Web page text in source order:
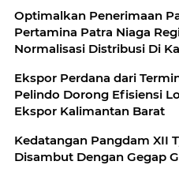
Optimalkan Penerimaan
Pertamina Patra Niaga
Normalisasi Distribusi Di
Ekspor Perdana dari
Pelindo Dorong Efisiensi
Ekspor Kalimantan Barat
Kedatangan Pangdam XII
Disambut Dengan Gegap